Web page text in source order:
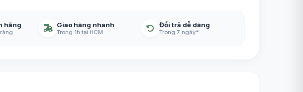
hãng Giao hàng nhanh
Trong 1h tại HCM
Đổi trả dễ dàng
Trong 7 ngày*